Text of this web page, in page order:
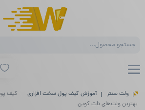
search
ولت سنتر آموزش کیف پول سخت افزاری
کیف
بهترین ولت‌های نات کوین